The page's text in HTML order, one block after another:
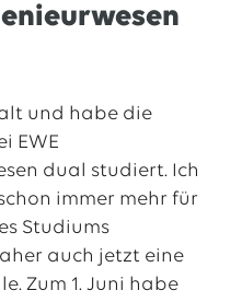
und habe die
EWE
dual studiert. Ich
immer mehr für
Studiums
auch jetzt eine
Zum 1. Juni habe